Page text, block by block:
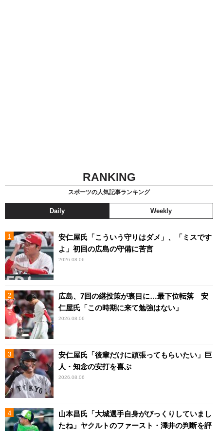
RANKING
スポーツの人気記事ランキング
Daily Weekly
安仁屋氏「こういう守りはダメ」、「ミスです
よ」初回の広島の守備に苦言
2026.08.06
広島、7回の継投策が裏目に…最下位転落 安
仁屋氏「この時期に来て勉強はない」
2026.08.06
安仁屋氏「後輩だけに頑張ってもらいたい」巨
人・知念の安打を喜ぶ
2026.08.06
山本昌氏「大城選手自身がびっくりしていまし
たね」ヤクルトのファースト・澤井の判断を評